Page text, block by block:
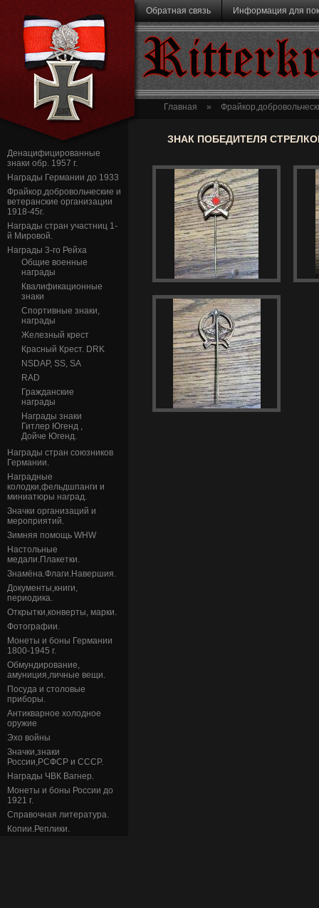
Перейти к основному содержанию
Денацифицированные
знаки обр. 1957 г.
Награды Германии до 1933
Фрайкор,добровольческие и
ветеранские организации
1918-45г.
Награды стран участниц 1-
й Мировой.
Награды 3-го Рейха
Общие военные
награды
Квалификационные
знаки
Спортивные знаки,
награды
Железный крест
Красный Крест. DRK
NSDAP, SS, SA
RAD
Гражданские
награды
Награды знаки
Гитлер Югенд ,
Дойче Югенд.
Награды стран союзников
Германии.
Наградные
колодки,фельдшпанги и
миниатюры наград.
Значки организаций и
мероприятий.
Зимняя помощь WHW
Настольные
медали.Плакетки.
Знамёна.Флаги.Навершия.
Документы,книги,
периодика.
Открытки,конверты, марки.
Фотографии.
Монеты и боны Германии
1800-1945 г.
Обмундирование,
амуниция,личные вещи.
Посуда и столовые
приборы.
Антикварное холодное
оружие
Эхо войны
Значки,знаки
России,РСФСР и СССР.
Награды ЧВК Вагнер.
Монеты и боны России до
1921 г.
Справочная литература.
Копии.Реплики.
Обратная связь Информация для
Главная »
ЗНАК ПОБЕДИТЕЛЯ